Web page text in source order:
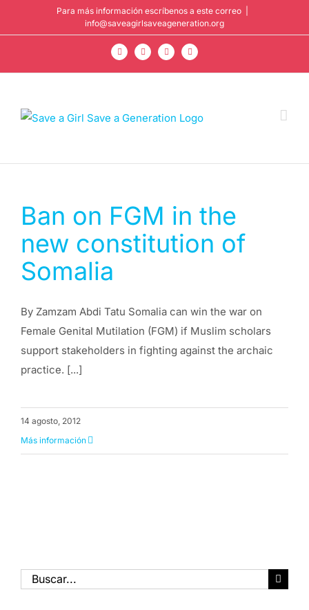
Para más información escríbenos a este correo
info@saveagirlsaveageneration.org
FacebookInstagramYouTubeLinkedIn
Ban on FGM in the
new constitution of
Somalia
By Zamzam Abdi Tatu Somalia can win the war on
Female Genital Mutilation (FGM) if Muslim scholars
support stakeholders in fighting against the archaic
practice. [...]
14 agosto, 2012
Más información
Buscar: